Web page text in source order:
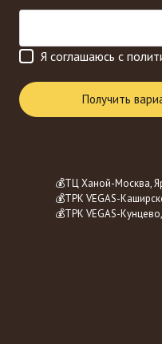
💰ТЦ Ханой-Москва,
💰ТРК VEGAS-
💰ТРК VEGAS-
Я соглашаюсь с
Получить